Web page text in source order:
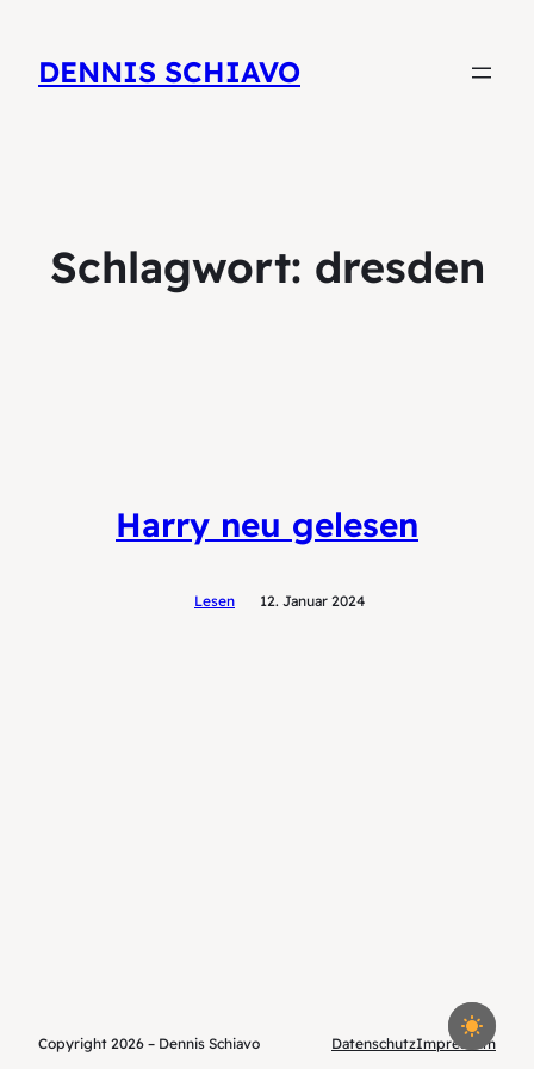
DENNIS SCHIAVO
Schlagwort: dresden
Harry neu gelesen
Lesen 12. Januar 2024
Copyright 2026 – Dennis Schiavo DatenschutzImpressum